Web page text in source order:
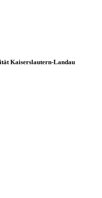
Kaiserslautern-Landau